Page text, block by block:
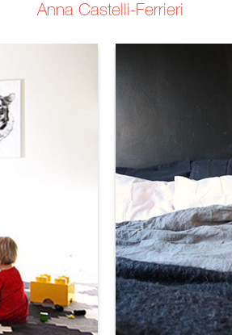
Anna Castelli-Ferrieri